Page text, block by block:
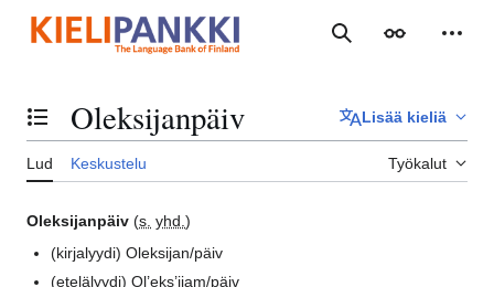
sisältöön
Haku Ulkoasu
Vaihda sisällysluettelo
Oleksijanpäiv Lisää kieliä
Lud Keskustelu Työkalut
Oleksijanpäiv (s. yhd. )
(kirjalyydi)Oleksijan/päiv
(etelälyydi)Ol’eks’ijam/päiv